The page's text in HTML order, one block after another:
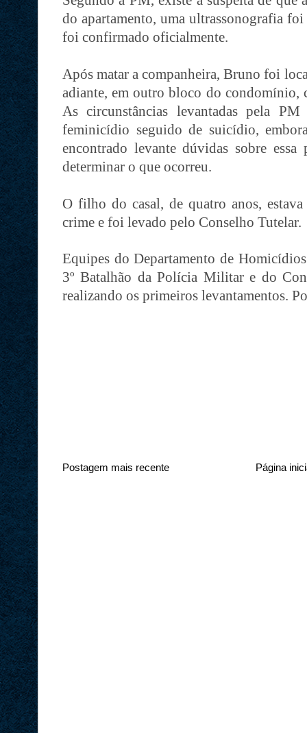
do apartamento, uma ultrassonografia
foi confirmado oficialmente.
Após matar a companheira, Bruno foi
adiante, em outro bloco do condomínio,
As circunstâncias levantadas pela
feminicídio seguido de suicídio,
encontrado levante dúvidas sobre
determinar o que ocorreu.
O filho do casal, de quatro anos,
crime e foi levado pelo Conselho Tutelar.
Equipes do Departamento de
3º Batalhão da Polícia Militar e do
realizando os primeiros levantamentos.
Postagem mais recente Página